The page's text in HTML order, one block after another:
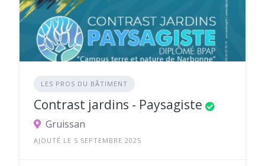
LES PROS DU BÂTIMENT
Contrast jardins - Paysagiste
Gruissan
AJOUTÉ LE 5 SEPTEMBRE 2025